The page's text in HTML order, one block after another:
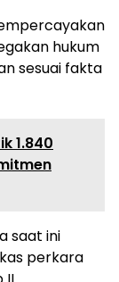
hukum
sesuai fakta
1.840
saat ini
perkara